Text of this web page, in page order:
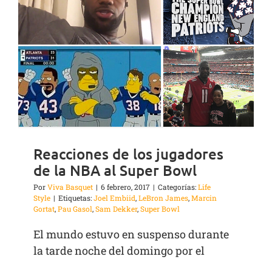
Reacciones de los jugadores
de la NBA al Super Bowl
PorViva Basquet | 6 febrero, 2017 | Categorías:Life
Style | Etiquetas:Joel Embiid,LeBron James,Marcin
Gortat,Pau Gasol,Sam Dekker,Super Bowl
El mundo estuvo en suspenso durante
la tarde noche del domingo por el